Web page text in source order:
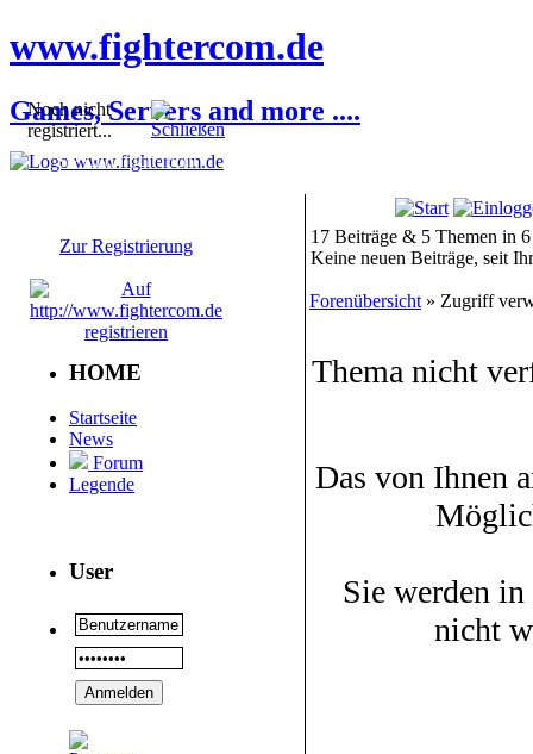
www.fightercom.de
Games, Servers and more ....
HOME
Startseite
News
Forum
Legende
User
17 Beiträge & 5 Themen in
Keine neuen Beiträge, seit
Forenübersicht » Zugriff
Thema nicht
Das von Ihnen
Sie werden
nicht
Noch nicht
registriert...
Sie sind noch nicht
Zur Registrierung